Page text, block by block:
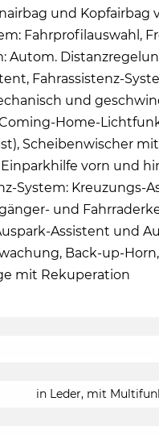
und
Fahrprofilauswahl,
Autom.
Fahrassistenz-
und
Home-
Scheibenwischer
vorn und
System: Kreuzungs-
und
Assistent und
Back-up-
mit Rekuperation
in Leder, mit